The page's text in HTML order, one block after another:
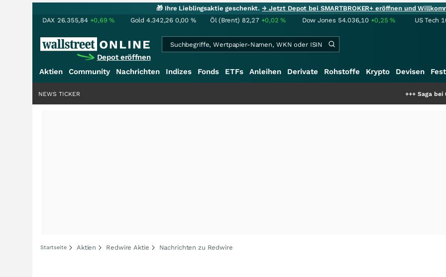
🎁 Ihre Lieblingsaktie geschenkt.→ Jetzt Depot bei SMARTBROKER+ eröffnen und
DAX 26.355,84 +0,69% Gold 4.342,26 0,00 % Öl (Brent) 82,27 +0,02% Dow Jones 54.036,10 +0,25% US Tech
Depot eröffnen
Aktien Community Nachrichten Indizes Fonds ETFs Anleihen Derivate Rohstoffe Krypto Devisen
Saga bei 0,53 CAD:
NEWS TICKER
Startseite Aktien Redwire Aktie Nachrichten zu Redwire